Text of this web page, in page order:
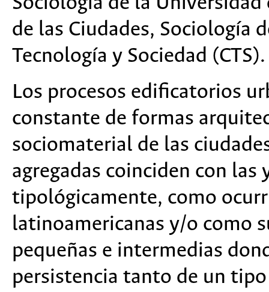
de las Ciudades, Sociología
Tecnología y Sociedad (CTS).
Los procesos edificatorios
constante de formas
sociomaterial de las
agregadas coinciden con
tipológicamente, como
latinoamericanas y/o como
pequeñas e intermedias
persistencia tanto de un